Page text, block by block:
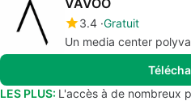
VAVOO
3.4 Gratuit
Un media center
LES PLUS: L'accès à de nombreux